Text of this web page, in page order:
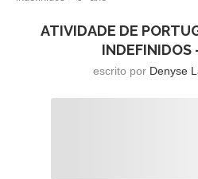
ATIVIDADE DE
INDEFINIDOS
escrito por Denyse